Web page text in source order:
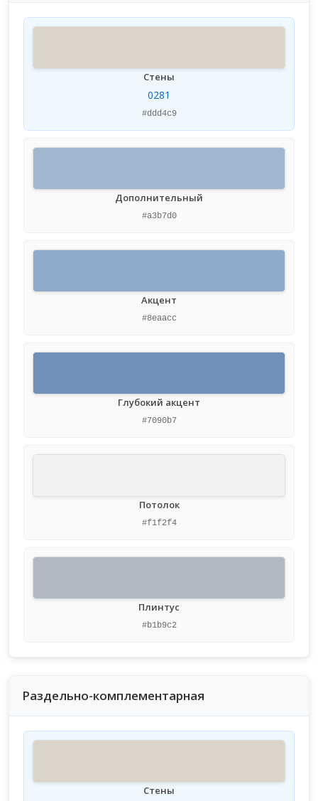
Стены
0281
#ddd4c9
Дополнительный
#a3b7d0
Акцент
#8eaacc
Глубокий акцент
#7090b7
Потолок
#f1f2f4
Плинтус
#b1b9c2
Раздельно-комплементарная
Стены